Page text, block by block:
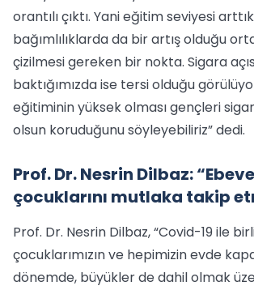
orantılı çıktı. Yani eğitim seviyesi
bağımlılıklarda da bir artış olduğu
çizilmesi gereken bir nokta. Sigara
baktığımızda ise tersi olduğu
eğitiminin yüksek olması gençleri
olsun koruduğunu söyleyebiliriz” dedi.
Prof. Dr. Nesrin Dilbaz:
çocuklarını mutlaka takip
Prof. Dr. Nesrin Dilbaz, “Covid-19 ile
çocuklarımızın ve hepimizin evde
dönemde, büyükler de dahil olmak